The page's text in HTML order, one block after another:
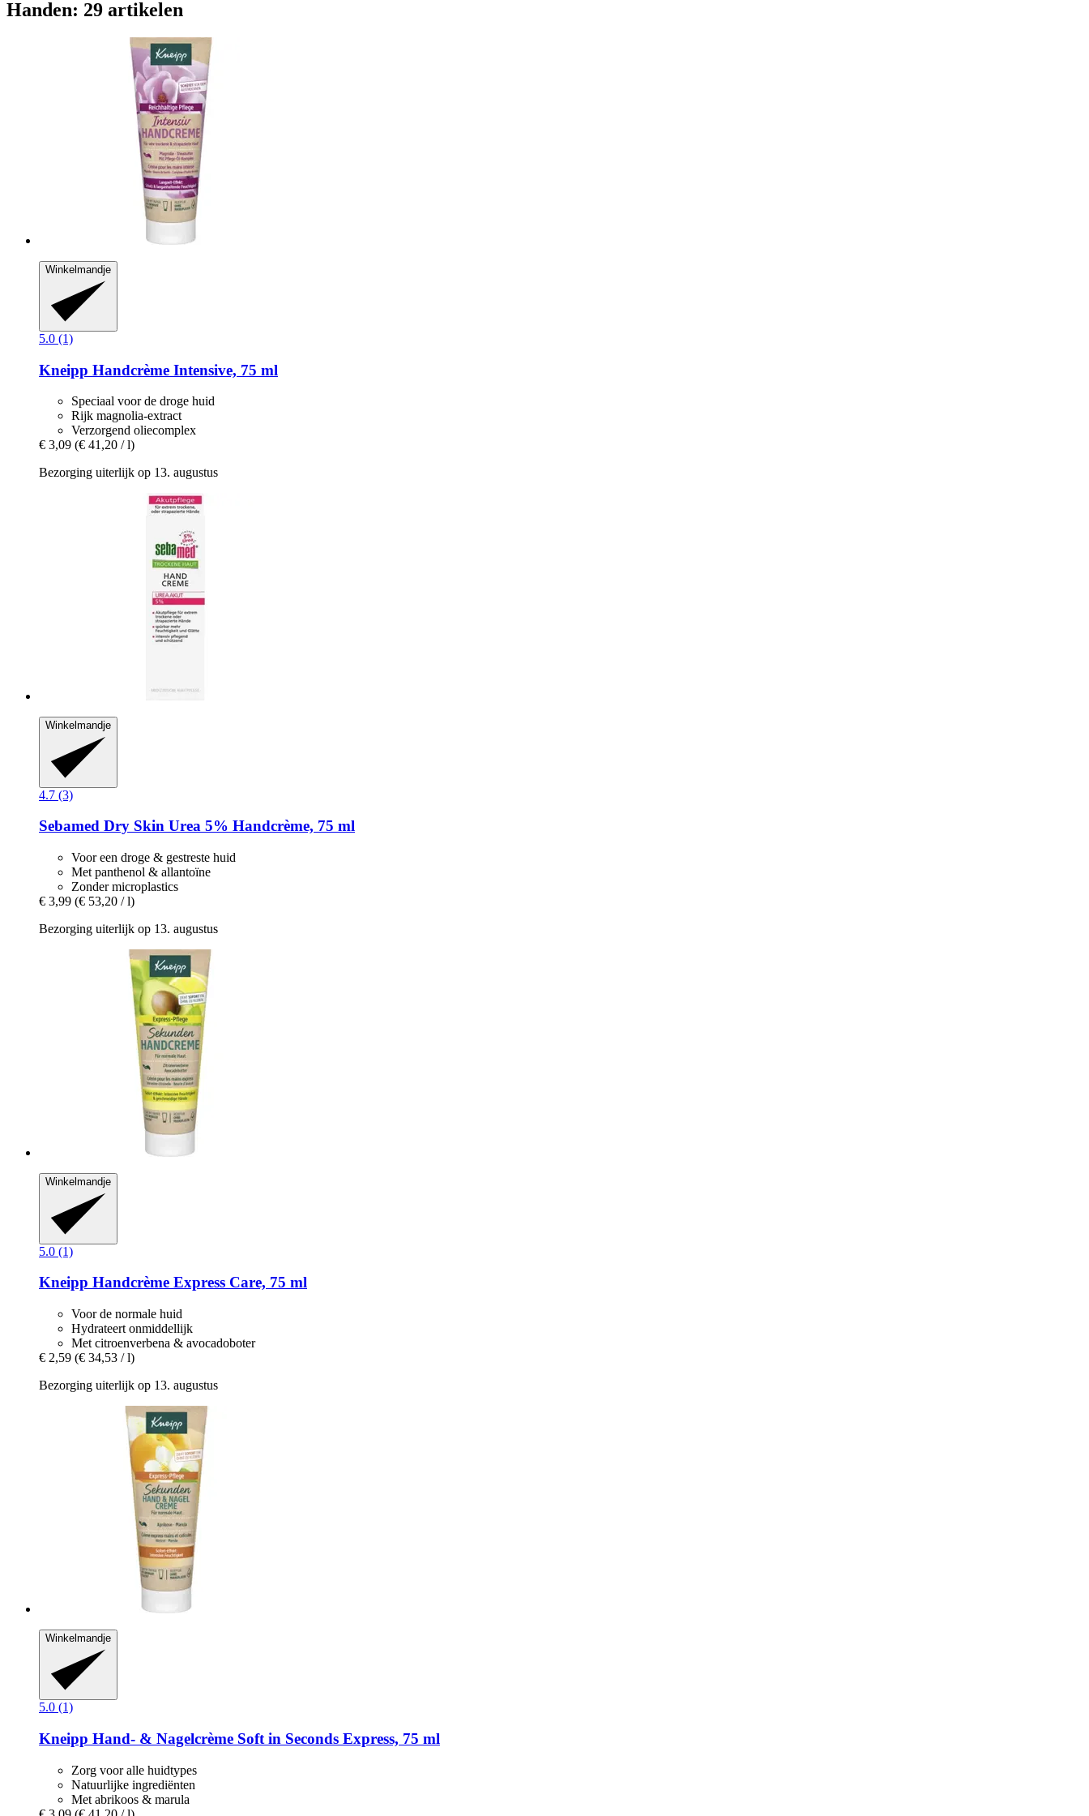
Handen: 29 artikelen
Winkelmandje
5.0 (1)
Kneipp Handcrème Intensive, 75 ml
Speciaal voor de droge huid
Rijk magnolia-extract
Verzorgend oliecomplex
€ 3,09 (€ 41,20 / l)
Bezorging uiterlijk op 13. augustus
Winkelmandje
4.7 (3)
Sebamed Dry Skin Urea 5% Handcrème, 75 ml
Voor een droge & gestreste huid
Met panthenol & allantoïne
Zonder microplastics
€ 3,99 (€ 53,20 / l)
Bezorging uiterlijk op 13. augustus
Winkelmandje
5.0 (1)
Kneipp Handcrème Express Care, 75 ml
Voor de normale huid
Hydrateert onmiddellijk
Met citroenverbena & avocadoboter
€ 2,59 (€ 34,53 / l)
Bezorging uiterlijk op 13. augustus
Winkelmandje
5.0 (1)
Kneipp Hand-​ & Nagelcrème Soft in Seconds Express, 75 ml
Zorg voor alle huidtypes
Natuurlijke ingrediënten
Met abrikoos & marula